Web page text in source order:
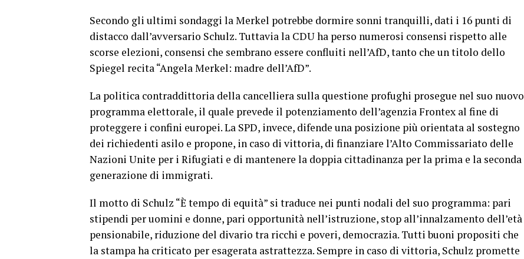
Secondo gli ultimi sondaggi la Merkel potrebbe dormire sonni tranquilli, dati i 16 punti di
distacco dall’avversario Schulz. Tuttavia la CDU ha perso numerosi consensi rispetto alle
scorse elezioni, consensi che sembrano essere confluiti nell’AfD, tanto che un titolo dello
Spiegel recita “Angela Merkel: madre dell’AfD”.
La politica contraddittoria della cancelliera sulla questione profughi prosegue nel suo nuovo
programma elettorale, il quale prevede il potenziamento dell’agenzia Frontex al fine di
proteggere i confini europei. La SPD, invece, difende una posizione più orientata al sostegno
dei richiedenti asilo e propone, in caso di vittoria, di finanziare l’Alto Commissariato delle
Nazioni Unite per i Rifugiati e di mantenere la doppia cittadinanza per la prima e la seconda
generazione di immigrati.
Il motto di Schulz “È tempo di equità” si traduce nei punti nodali del suo programma: pari
stipendi per uomini e donne, pari opportunità nell’istruzione, stop all’innalzamento dell’età
pensionabile, riduzione del divario tra ricchi e poveri, democrazia. Tutti buoni propositi che
la stampa ha criticato per esagerata astrattezza. Sempre in caso di vittoria, Schulz promette